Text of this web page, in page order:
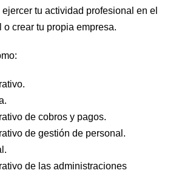
tu actividad profesional en el
o crear tu propia empresa.
de cobros y pagos.
de gestión de personal.
de las administraciones